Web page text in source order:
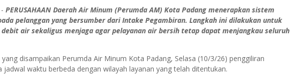
PERUSAHAAN Daerah Air Minum (Perumda AM) Kota Padang menerapkan sistem
pelanggan yang bersumber dari Intake Pegambiran. Langkah ini dilakukan untuk
air sekaligus menjaga agar pelayanan air bersih tetap dapat menjangkau seluruh
disampaikan Perumda Air Minum Kota Padang, Selasa (10/3/26) penggiliran
jadwal waktu berbeda dengan wilayah layanan yang telah ditentukan.